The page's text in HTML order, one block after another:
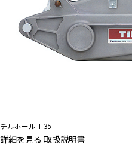
チルホール T-35
詳細を見る 取扱説明書